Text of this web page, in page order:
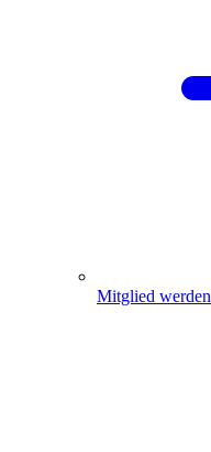
Mitglied werden